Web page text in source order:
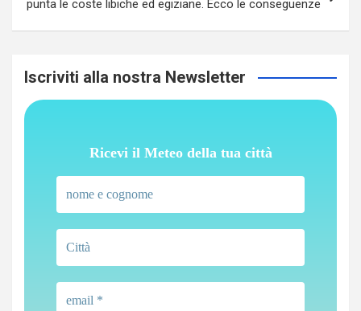
punta le coste libiche ed egiziane. Ecco le conseguenze
Iscriviti alla nostra Newsletter
Ricevi il Meteo della tua città